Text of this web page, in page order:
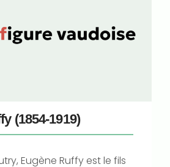
(1854-1919)
Eugène Ruffy est le fils